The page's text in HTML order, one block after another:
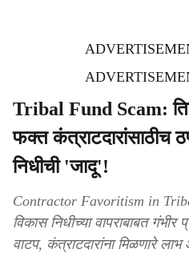
Tribal Fund Scam:
फक्त कंत्राटदारांसाठीच
निधीची 'जादू'!
Contractor Favoritism in
विकास निधीच्या वापराबाबत
वाटप, कंत्राटदारांना मिळणारे